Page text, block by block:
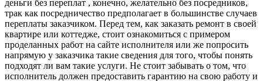
деньги без переплат , конечно, желательно без посредников,
трак как посредничество предполагает в большинстве случаев
переплаты заказчиком. Перед тем, как заказать ремонт в своей
квартире или коттедже, стоит ознакомиться с примером
проделанных работ на сайте исполнителя или же попросить
напрямую у заказчика такие сведения для того, чтобы понять
подходят ли вам такие услуги. Не стоит забывать о том, что
исполнитель должен предоставить гарантию на свою работу и